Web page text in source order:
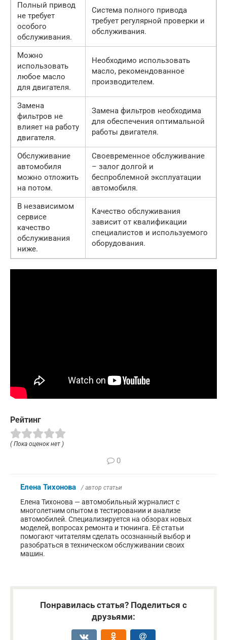
Полный привод
не требует
особого
обслуживания.
Система полного привода
требует регулярной проверки и
обслуживания.
Можно
использовать
любое масло
для двигателя.
Необходимо использовать
масло, рекомендованное
производителем.
Замена
фильтров не
влияет на работу
двигателя.
Замена фильтров необходима
для обеспечения оптимальной
работы двигателя.
Обслуживание
автомобиля
можно отложить
на потом.
Своевременное обслуживание
– залог долгой и
беспроблемной эксплуатации
автомобиля.
В независимом
сервисе
качество
обслуживания
ниже.
Качество обслуживания
зависит от квалификации
специалистов и используемого
оборудования.
Рейтинг
( Пока оценок нет )
0
Елена Тихонова / автор статьи
Елена Тихонова — автомобильный журналист с
многолетним опытом в тестировании и анализе
автомобилей. Специализируется на обзорах новых
моделей, вопросах ремонта и тюнинга. Её статьи
помогают читателям сделать осознанный выбор и
разобраться в техническом обслуживании своих
машин.
Понравилась статья? Поделиться с
друзьями: